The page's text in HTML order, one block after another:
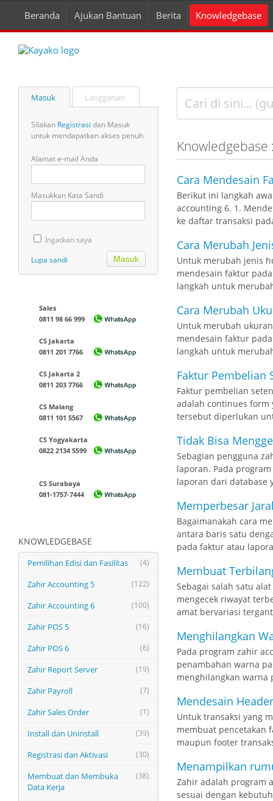
Beranda Ajukan Bantuan Berita Knowledgebase
Masuk Langganan
Silakan Registrasi dan Masuk
untuk mendapatkan akses penuh
Alamat e-mail Anda
Masukkan Kata Sandi
Ingatkan saya
Lupa sandi
Sales
0811 98 66 999
CS Jakarta
0811 201 7766
CS Jakarta 2
0811 203 7766
CS Malang
0811 101 5567
CS Yogyakarta
0822 2134 5599
CS Surabaya
081-1757-7444
KNOWLEDGEBASE
(4)
Pemilihan Edisi dan Fasilitas
(122)
Zahir Accounting 5
(100)
Zahir Accounting 6
(16)
Zahir POS 5
(6)
Zahir POS 6
(19)
Zahir Report Server
(7)
Zahir Payroll
(1)
Zahir Sales Order
(39)
Install dan Uninstall
(30)
Registrasi dan Aktivasi
(38)
Membuat dan Membuka
Data Kerja
Knowledgebase
Cara Mendesain
Berikut ini langkah
accounting 6. 1.
ke daftar transaksi
Cara Merubah
Untuk merubah jenis
mendesain faktur
langkah untuk
Cara Merubah
Untuk merubah
mendesain faktur
langkah untuk
Faktur Pembelian
Faktur pembelian
adalah continues form
tersebut diperlukan
Tidak Bisa
Sebagian pengguna
laporan. Pada
laporan dari database
Memperbesar
Bagaimanakah cara
antara baris satu
pada faktur atau
Membuat
Sebagai salah satu
mengecek riwayat
amat bervariasi
Menghilangkan
Pada program zahir
penambahan warna
menghilangkan warna
Mendesain
Untuk transaksi yang
membuat pencetakan
maupun footer
Menampilkan
Zahir adalah program
sesuai dengan